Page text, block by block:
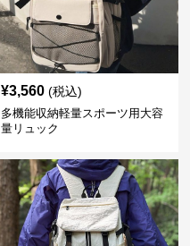
¥3,560 (税込)
多機能収納軽量スポーツ用大容
量リュック